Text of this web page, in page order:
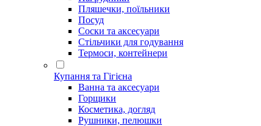
Пляшечки, поїльники
Посуд
Соски та аксесуари
Стільчики для годування
Термоси, контейнери
Купання та Гігієна
Ванна та аксесуари
Горщики
Косметика, догляд
Рушники, пелюшки